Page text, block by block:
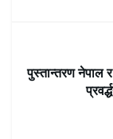
पुस्तान्तरण नेपाल